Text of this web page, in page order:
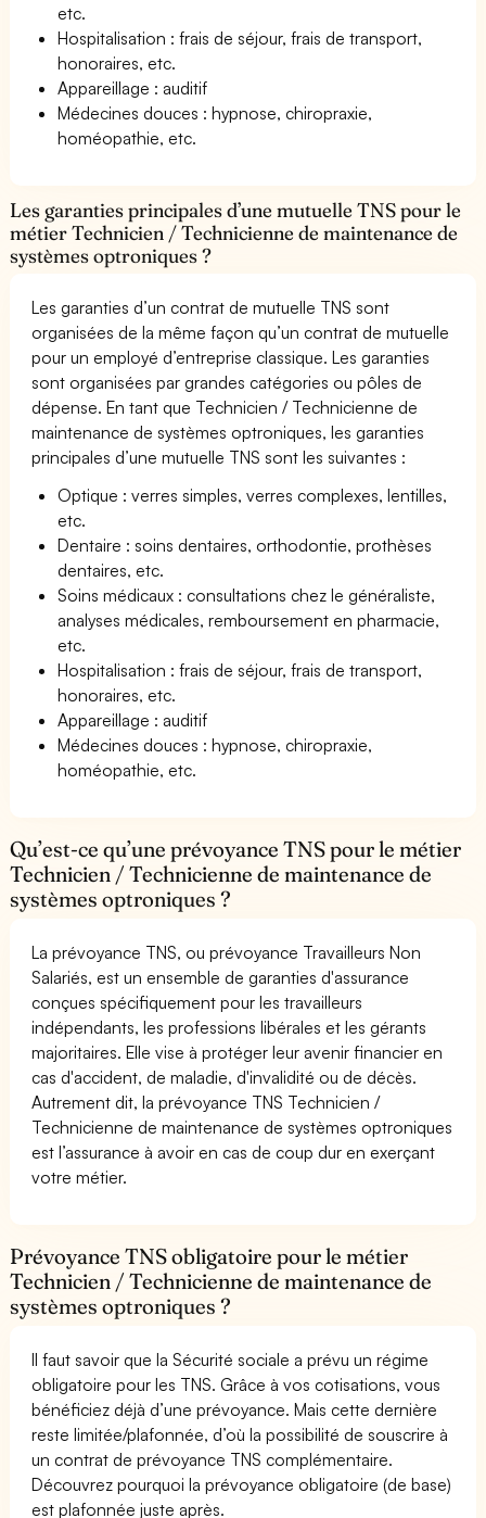
etc.
Hospitalisation : frais de séjour, frais de transport,
honoraires, etc.
Appareillage : auditif
Médecines douces : hypnose, chiropraxie,
homéopathie, etc.
Les garanties principales d’une mutuelle TNS pour le
métier Technicien / Technicienne de maintenance de
systèmes optroniques ?
Les garanties d’un contrat de mutuelle TNS sont
organisées de la même façon qu’un contrat de mutuelle
pour un employé d’entreprise classique. Les garanties
sont organisées par grandes catégories ou pôles de
dépense. En tant que Technicien / Technicienne de
maintenance de systèmes optroniques, les garanties
principales d’une mutuelle TNS sont les suivantes :
Optique : verres simples, verres complexes, lentilles,
etc.
Dentaire : soins dentaires, orthodontie, prothèses
dentaires, etc.
Soins médicaux : consultations chez le généraliste,
analyses médicales, remboursement en pharmacie,
etc.
Hospitalisation : frais de séjour, frais de transport,
honoraires, etc.
Appareillage : auditif
Médecines douces : hypnose, chiropraxie,
homéopathie, etc.
Qu’est-ce qu’une prévoyance TNS pour le métier
Technicien / Technicienne de maintenance de
systèmes optroniques ?
La prévoyance TNS, ou prévoyance Travailleurs Non
Salariés, est un ensemble de garanties d'assurance
conçues spécifiquement pour les travailleurs
indépendants, les professions libérales et les gérants
majoritaires. Elle vise à protéger leur avenir financier en
cas d'accident, de maladie, d'invalidité ou de décès.
Autrement dit, la prévoyance TNS Technicien /
Technicienne de maintenance de systèmes optroniques
est l’assurance à avoir en cas de coup dur en exerçant
votre métier.
Prévoyance TNS obligatoire pour le métier
Technicien / Technicienne de maintenance de
systèmes optroniques ?
Il faut savoir que la Sécurité sociale a prévu un régime
obligatoire pour les TNS. Grâce à vos cotisations, vous
bénéficiez déjà d’une prévoyance. Mais cette dernière
reste limitée/plafonnée, d’où la possibilité de souscrire à
un contrat de prévoyance TNS complémentaire.
Découvrez pourquoi la prévoyance obligatoire (de base)
est plafonnée juste après.